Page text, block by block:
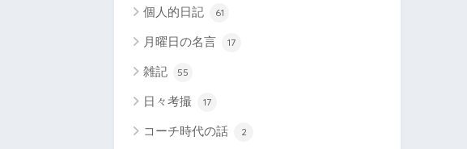
個人的日記 61
月曜日の名言 17
雑記 55
日々考撮 17
コーチ時代の話 2